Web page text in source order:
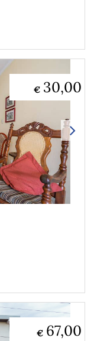
30,00
€
67,00
€